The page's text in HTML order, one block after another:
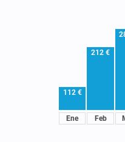
112 €
Ene
212 €
Feb